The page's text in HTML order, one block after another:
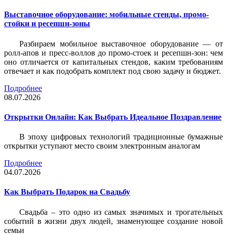
Выставочное оборудование: мобильные стенды, промо-
стойки и ресепшн-зоны
Разбираем мобильное выставочное оборудование — от
ролл-апов и пресс-воллов до промо-стоек и ресепшн-зон: чем
оно отличается от капитальных стендов, каким требованиям
отвечает и как подобрать комплект под свою задачу и бюджет.
Подробнее
08.07.2026
Открытки Онлайн: Как Выбрать Идеальное Поздравление
В эпоху цифровых технологий традиционные бумажные
открытки уступают место своим электронным аналогам
Подробнее
04.07.2026
Как Выбрать Подарок на Свадьбу
Свадьба – это одно из самых значимых и трогательных
событий в жизни двух людей, знаменующее создание новой
семьи